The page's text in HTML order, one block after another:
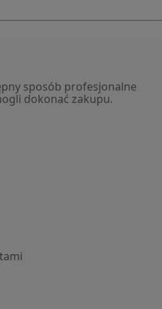
sposób profesjonalne
dokonać zakupu.